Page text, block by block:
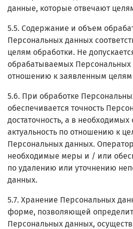
данные, которые отвечают
5.5. Содержание и объем
Персональных данных
целям обработки. Не
обрабатываемых Персональных
отношению к заявленным целям
5.6. При обработке
обеспечивается точность
достаточность, а в необходимых
актуальность по отношению к
Персональных данных.
необходимые меры и / или
по удалению или уточнению
данных.
5.7. Хранение Персональных
форме, позволяющей
Персональных данных,